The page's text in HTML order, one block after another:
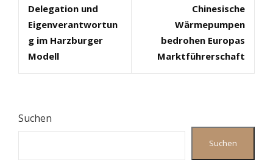
Post
Delegation und
Eigenverantwortun
g im Harzburger
Modell
Chinesische
Wärmepumpen
bedrohen Europas
Marktführerschaft
Suchen
Suchen